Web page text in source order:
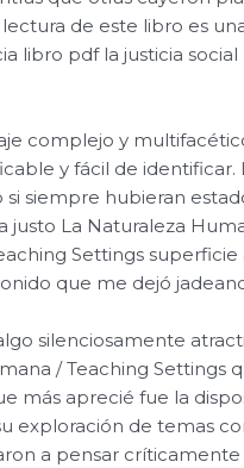
de este libro es
libro pdf la justicia
complejo y
y fácil de identificar.
siempre hubieran
justo La Naturaleza
Settings
que me dejó
silenciosamente
/ Teaching Settings
más aprecié fue la
exploración de temas
a pensar críticamente